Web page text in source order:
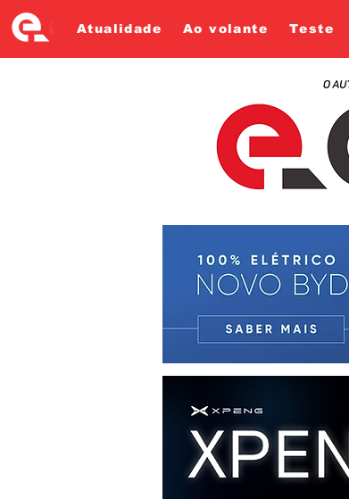
Atualidade Ao volante Teste